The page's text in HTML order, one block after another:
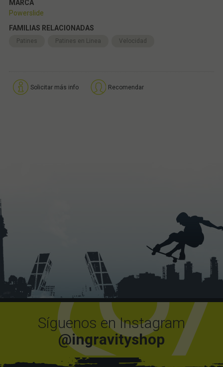
MARCA
Powerslide
FAMILIAS RELACIONADAS
Patines Patines en Linea Velocidad
Solicitar más info Recomendar
Síguenos en Instagram
@ingravityshop